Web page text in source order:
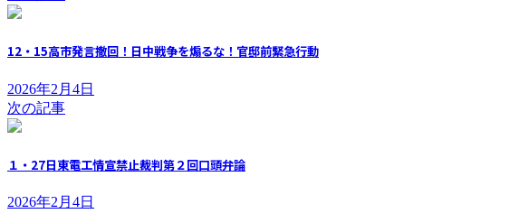
12・15高市発言撤回！日中戦争を煽るな！官邸前緊急行動
2026年2月4日
次の記事
１・27日東電工情宣禁止裁判第２回口頭弁論
2026年2月4日